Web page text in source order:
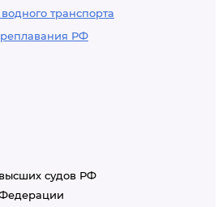
транспорта
РФ
судов РФ